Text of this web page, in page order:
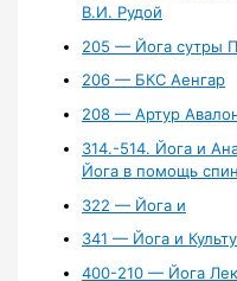
В.И. Рудой
205 — Йога сутры
206 — БКС Аенгар
208 — Артур
314.-514. Йога и
Йога в помощь
322 — Йога и
341 — Йога и
400-210 — Йога